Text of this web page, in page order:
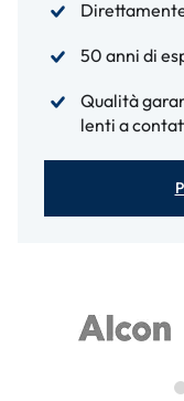
50 anni di
Qualità
lenti a